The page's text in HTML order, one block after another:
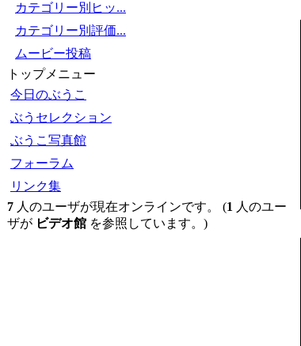
カテゴリー別ヒッ...
カテゴリー別評価...
ムービー投稿
トップメニュー
今日のぶうこ
ぶうセレクション
ぶうこ写真館
フォーラム
リンク集
7 人のユーザが現在オンラインです。 (1 人のユー
ザが ビデオ館 を参照しています。)